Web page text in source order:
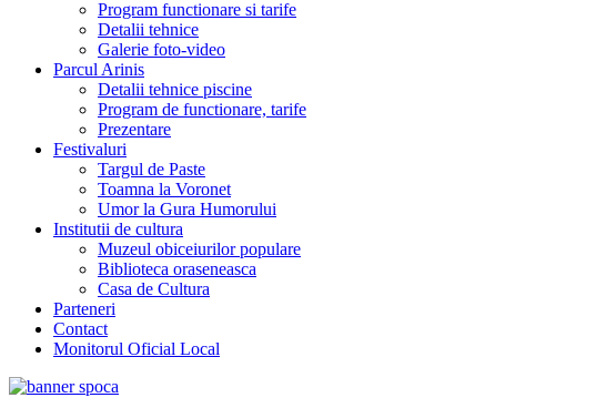
Program functionare si tarife
Detalii tehnice
Galerie foto-video
Parcul Arinis
Detalii tehnice piscine
Program de functionare, tarife
Prezentare
Festivaluri
Targul de Paste
Toamna la Voronet
Umor la Gura Humorului
Institutii de cultura
Muzeul obiceiurilor populare
Biblioteca oraseneasca
Casa de Cultura
Parteneri
Contact
Monitorul Oficial Local